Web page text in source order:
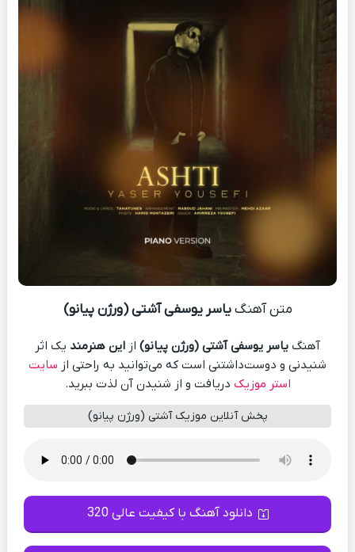
متن آهنگیاسر یوسفی آشتی (ورژن پیانو)
آهنگ یاسر یوسفی آشتی (ورژن پیانو) از این هنرمند یک اثر
شنیدنی و دوست‌داشتنی است که می‌توانید به راحتی از سایت
استر موزیک دریافت و از شنیدن آن لذت ببرید.
پخش آنلاین موزیک آشتی (ورژن پیانو)
دانلود آهنگ با کیفیت عالی 320